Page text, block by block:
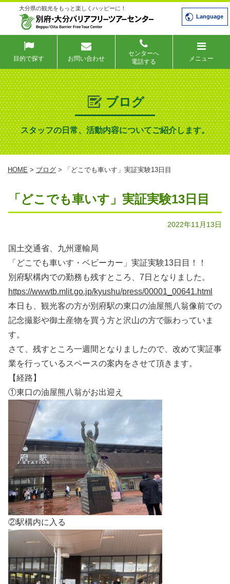
大分県の観光をもっと楽しくハッピーに！
Language
目的で探す お問い合わせ
センターへ
電話する
メニュー
ブログ
スタッフの日常、活動内容についてご紹介します。
HOME > ブログ > 「どこでも車いす」実証実験13日目
「どこでも車いす」実証実験13日目
2022年11月13日
国土交通省、九州運輸局
「どこでも車いす・ベビーカー」実証実験13日目！！
別府駅構内での勤務も残すところ、7日となりました。
https://wwwtb.mlit.go.jp/kyushu/press/00001_00641.html
本日も、観光客の方が別府駅の東口の油屋熊八翁像前での
記念撮影や御土産物を買う方と沢山の方で賑わっていま
す。
さて、残すところ一週間となりましたので、改めて実証事
業を行っているスペースの案内をさせて頂きます。
【経路】
①東口の油屋熊八翁がお出迎え
②駅構内に入る